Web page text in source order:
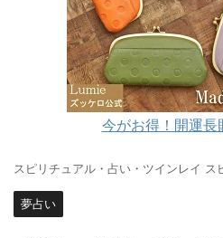
今がお得！開運
スピリチュアル・占い・ツインレイ ス
夢占い